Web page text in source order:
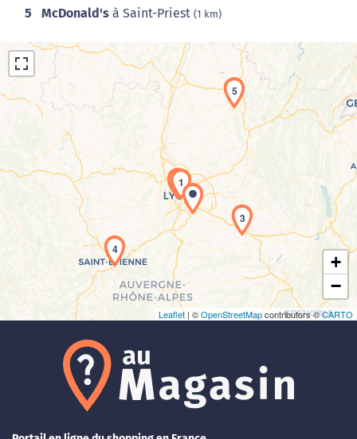
5 McDonald's à Saint-Priest (1 km)
Chargement de la carte en cours...
1
2
3
4
5
+
−
Leaflet| ©OpenStreetMapcontributors ©CARTO